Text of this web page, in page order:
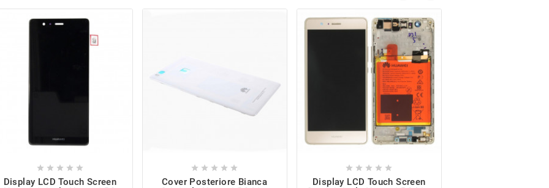
    
Display LCD Touch Screen
    
Cover Posteriore Bianca
    
Display LCD Touch Screen